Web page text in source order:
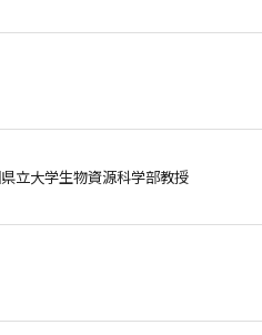
県立大学生物資源科学部教授